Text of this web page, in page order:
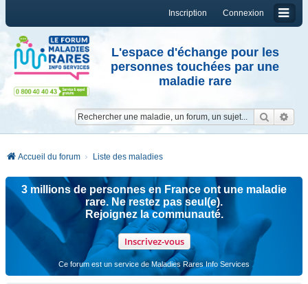
Connexion
Inscription
L'espace d'échange pour les
personnes touchées par une
maladie rare
Accueil du forum Liste des maladies
3 millions de personnes en France ont une maladie
rare. Ne restez pas seul(e).
Rejoignez la communauté.
Inscrivez-vous
Ce forum est un service de Maladies Rares Info Services